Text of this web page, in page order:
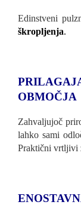
Edinstveni
škropljenja.
OBMOČJA
Zahvaljujoč
lahko sami
Praktični vrtljivi